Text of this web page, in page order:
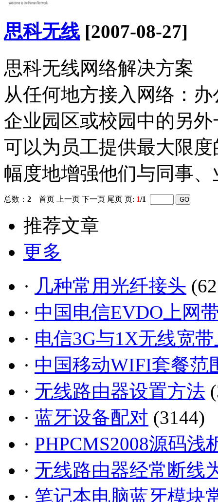
思科无线 [2007-08-27]
思科无线网络解决方
从任何地方接入网络：
企业园区或校园中的另
可以为员工提供最大限
幅度地增强他们与同事
总数： 2 首页 上一页 下一页 尾页 页: 1/1
推荐文章
更多
· 几种常用光纤接头
· 中国电信EVDO上网
· 电信3G与1X无线宽
· 中国移动WIFI套餐范
· 无线路由器设置方法
· 蓝牙设备配对 (3144)
· PHPCMS2008源码浅
· 无线路由器经常断线
· 笔记本电脑蓝牙模块